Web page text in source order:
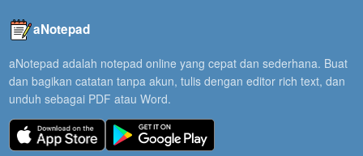
aNotepad
aNotepad adalah notepad online yang cepat dan sederhana. Buat
dan bagikan catatan tanpa akun, tulis dengan editor rich text, dan
unduh sebagai PDF atau Word.